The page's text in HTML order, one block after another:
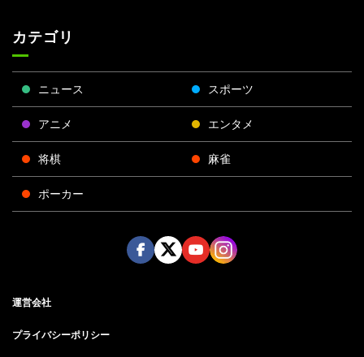
カテゴリ
ニュース スポーツ
アニメ エンタメ
将棋 麻雀
ポーカー
運営会社
プライバシーポリシー